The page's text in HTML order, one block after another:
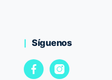
Síguenos